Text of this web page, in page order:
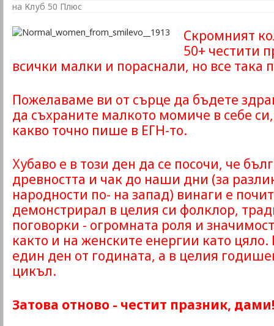
на Клуб 50 Плюс
Скромният
50+ честити
всички малки и пораснали, но все така
Пожелаваме ви от сърце да бъдете
да съхраните малкото момиче в себе
какво точно пише в ЕГН-то.
Хубаво е в този ден да се посочи, че
древността и чак до наши дни (за
народности по- на запад) винаги е
демонстрирал в целия си фолклор,
поговорки - огромната роля и
както и на женските енергии като
един ден от годината, а в целия
цикъл.
Затова отново - честит празник, дами!